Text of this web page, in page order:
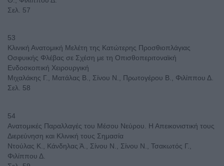
Σελ. 57
53
Κλινική Ανατομική Μελέτη της Κατώτερης Προσθιοπλάγιας
Οσφυικής Φλέβας σε Σχέση με τη Οπισθοπεριτοναϊκή
Ενδοσκοπική Χειρουργική
Μιχαλάκης Γ., Ματάλας Β., Σίνου Ν., Πρωτογέρου Β., Φιλίππου Δ.
Σελ. 58
54
Ανατομικές Παραλλαγές του Μέσου Νεύρου. Η Απεικονιστική τους
Διερεύνηση και Κλινική τους Σημασία
Ντούλας Κ., Κάνδηλας Ά., Σίνου Ν., Σίνου Ν., Τσακωτός Γ.,
Φιλίππου Δ.